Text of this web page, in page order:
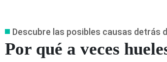
Descubre las posibles causas
Por qué a veces